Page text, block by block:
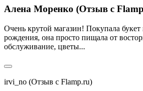
Алена Моренко (Отзыв с
Очень крутой магазин! Покупала букет
рождения, она просто пищала от
обслуживание, цветы...
irvi_no (Отзыв с Flamp.ru)